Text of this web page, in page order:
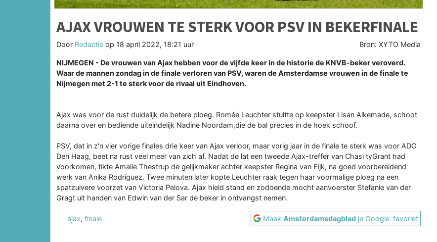
AJAX VROUWEN TE STERK VOOR PSV IN BEKERFINALE
Door Redactie op 18 april 2022, 18:21 uur Bron: XYTO Media
NIJMEGEN - De vrouwen van Ajax hebben voor de vijfde keer in de historie de KNVB-beker veroverd.
Waar de mannen zondag in de finale verloren van PSV, waren de Amsterdamse vrouwen in de finale te
Nijmegen met 2-1 te sterk voor de rivaal uit Eindhoven.
Ajax was voor de rust duidelijk de betere ploeg. Romée Leuchter stuitte op keepster Lisan Alkemade, schoot
daarna over en bediende uiteindelijk Nadine Noordam,die de bal precies in de hoek schoof.
PSV, dat in z'n vier vorige finales drie keer van Ajax verloor, maar vorig jaar in de finale te sterk was voor ADO
Den Haag, beet na rust veel meer van zich af. Nadat de lat een tweede Ajax-treffer van Chasi tyGrant had
voorkomen, tikte Amalie Thestrup de gelijkmaker achter keepster Regina van Eijk, na goed voorbereidend
werk van Anika Rodríguez. Twee minuten later kopte Leuchter raak tegen haar voormalige ploeg na een
spatzuivere voorzet van Victoria Pelova. Ajax hield stand en zodoende mocht aanvoerster Stefanie van der
Gragt uit handen van Edwin van der Sar de beker in ontvangst nemen.
ajax, finale MaakAmsterdamsdagblad je Google-favoriet